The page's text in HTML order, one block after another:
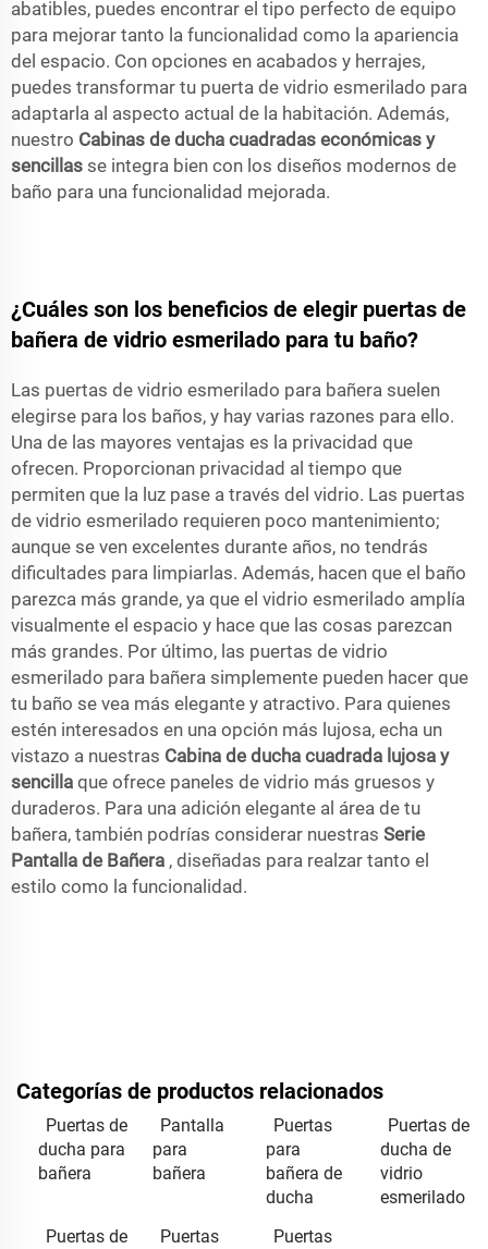
abatibles, puedes encontrar el tipo perfecto de equipo
para mejorar tanto la funcionalidad como la apariencia
del espacio. Con opciones en acabados y herrajes,
puedes transformar tu puerta de vidrio esmerilado para
adaptarla al aspecto actual de la habitación. Además,
nuestro Cabinas de ducha cuadradas económicas y
sencillas se integra bien con los diseños modernos de
baño para una funcionalidad mejorada.
¿Cuáles son los beneficios de elegir puertas de
bañera de vidrio esmerilado para tu baño?
Las puertas de vidrio esmerilado para bañera suelen
elegirse para los baños, y hay varias razones para ello.
Una de las mayores ventajas es la privacidad que
ofrecen. Proporcionan privacidad al tiempo que
permiten que la luz pase a través del vidrio. Las puertas
de vidrio esmerilado requieren poco mantenimiento;
aunque se ven excelentes durante años, no tendrás
dificultades para limpiarlas. Además, hacen que el baño
parezca más grande, ya que el vidrio esmerilado amplía
visualmente el espacio y hace que las cosas parezcan
más grandes. Por último, las puertas de vidrio
esmerilado para bañera simplemente pueden hacer que
tu baño se vea más elegante y atractivo. Para quienes
estén interesados en una opción más lujosa, echa un
vistazo a nuestras Cabina de ducha cuadrada lujosa y
sencilla que ofrece paneles de vidrio más gruesos y
duraderos. Para una adición elegante al área de tu
bañera, también podrías considerar nuestras Serie
Pantalla de Bañera , diseñadas para realzar tanto el
estilo como la funcionalidad.
Categorías de productos relacionados
Puertas de
ducha para
bañera
Pantalla
para
bañera
Puertas
para
bañera de
ducha
Puertas de
ducha de
vidrio
esmerilado
Puertas de
Puertas
Puertas